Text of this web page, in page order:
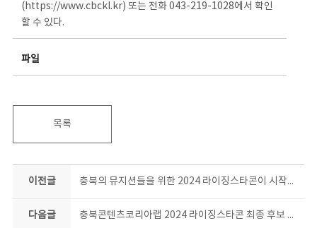
(https://www.cbckl.kr) 또는 전화 043-219-1028에서 확인
할 수 있다.
파일
목록
이전글 충북의 뮤지션들을 위한 2024 라이징스타콘이 시작됐다!
다음글 충북콘텐츠코리아랩 2024 라이징스타콘 최종 후보 TOP5! 슈퍼주니어 등과 호흡맞춘 유명 프로듀서와 공동작업 돌입